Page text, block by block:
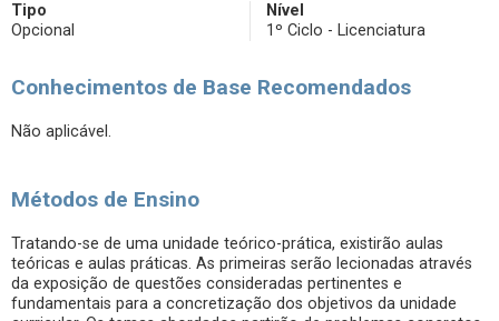
Tipo
Opcional
Nível
1º Ciclo - Licenciatura
Conhecimentos de Base Recomendados
Não aplicável.
Métodos de Ensino
Tratando-se de uma unidade teórico-prática, existirão aulas
teóricas e aulas práticas. As primeiras serão lecionadas através
da exposição de questões consideradas pertinentes e
fundamentais para a concretização dos objetivos da unidade